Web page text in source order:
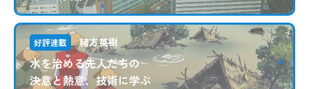
好評連載 緒方英樹
水を治める先人たちの
決意と熱意、技術に学ぶ